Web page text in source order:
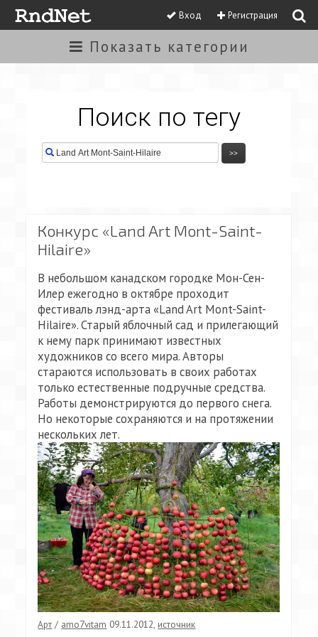
Вход Регистрация
Показать категории
Поиск по тегу
Конкурс «Land Art Mont-Saint-
Hilaire»
В небольшом канадском городке Мон-Сен-
Илер ежегодно в октябре проходит
фестиваль лэнд-арта «Land Art Mont-Saint-
Hilaire». Старый яблочный сад и прилегающий
к нему парк принимают известных
художников со всего мира. Авторы
стараются использовать в своих работах
только естественные подручные средства.
Работы демонстрируются до первого снега.
Но некоторые сохраняются и на протяжении
нескольких лет.
Арт / amo7vitam 09.11.2012, источник